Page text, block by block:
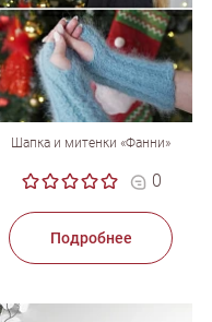
Шапка и митенки «Фанни»
0
Подробнее